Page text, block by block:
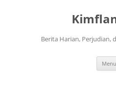
Berita Harian, Perjudian,
Menu